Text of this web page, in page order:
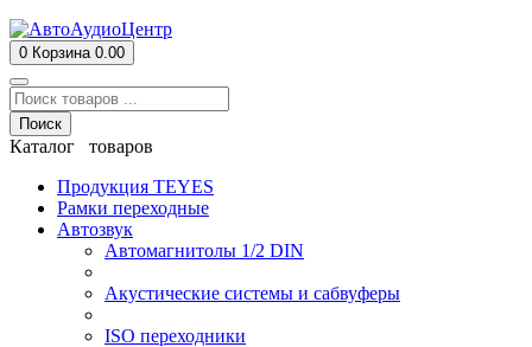
0 Корзина 0.00
Поиск
Каталог товаров
Продукция TEYES
Рамки переходные
Автозвук
Автомагнитолы 1/2 DIN
Акустические системы и сабвуферы
ISO переходники